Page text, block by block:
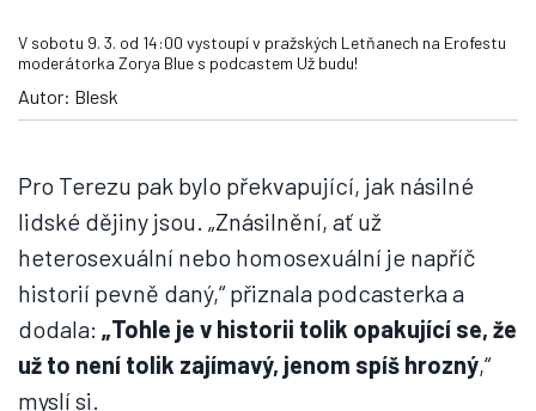
V sobotu 9. 3. od 14:00 vystoupí v pražských Letňanech na Erofestu
moderátorka Zorya Blue s podcastem Už budu!
Autor: Blesk
Pro Terezu pak bylo překvapující, jak násilné
lidské dějiny jsou. „Znásilnění, ať už
heterosexuální nebo homosexuální je napříč
historií pevně daný,“ přiznala podcasterka a
dodala: „Tohle je v historii tolik opakující se, že
už to není tolik zajímavý, jenom spíš hrozný,“
myslí si.